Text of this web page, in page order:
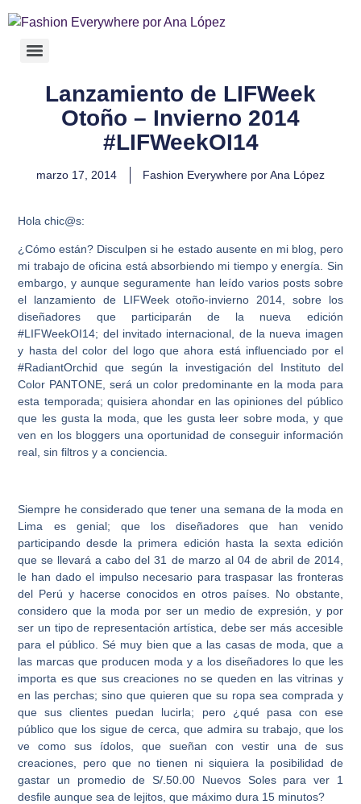
Lanzamiento de LIFWeek
Otoño – Invierno 2014
#LIFWeekOI14
marzo 17, 2014 Fashion Everywhere por Ana López
Hola chic@s:
¿Cómo están? Disculpen si he estado ausente en mi blog, pero
mi trabajo de oficina está absorbiendo mi tiempo y energía. Sin
embargo, y aunque seguramente han leído varios posts sobre
el lanzamiento de LIFWeek otoño-invierno 2014, sobre los
diseñadores que participarán de la nueva edición
#LIFWeekOI14; del invitado internacional, de la nueva imagen
y hasta del color del logo que ahora está influenciado por el
#RadiantOrchid que según la investigación del Instituto del
Color PANTONE, será un color predominante en la moda para
esta temporada; quisiera ahondar en las opiniones del público
que les gusta la moda, que les gusta leer sobre moda, y que
ven en los bloggers una oportunidad de conseguir información
real, sin filtros y a conciencia.
Siempre he considerado que tener una semana de la moda en
Lima es genial; que los diseñadores que han venido
participando desde la primera edición hasta la sexta edición
que se llevará a cabo del 31 de marzo al 04 de abril de 2014,
le han dado el impulso necesario para traspasar las fronteras
del Perú y hacerse conocidos en otros países. No obstante,
considero que la moda por ser un medio de expresión, y por
ser un tipo de representación artística, debe ser más accesible
para el público. Sé muy bien que a las casas de moda, que a
las marcas que producen moda y a los diseñadores lo que les
importa es que sus creaciones no se queden en las vitrinas y
en las perchas; sino que quieren que su ropa sea comprada y
que sus clientes puedan lucirla; pero ¿qué pasa con ese
público que los sigue de cerca, que admira su trabajo, que los
ve como sus ídolos, que sueñan con vestir una de sus
creaciones, pero que no tienen ni siquiera la posibilidad de
gastar un promedio de S/.50.00 Nuevos Soles para ver 1
desfile aunque sea de lejitos, que máximo dura 15 minutos?